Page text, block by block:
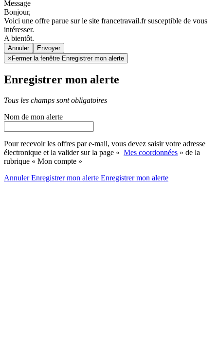
Message
Bonjour,
Voici une offre parue sur le site francetravail.fr susceptible de vous
intéresser.
A bientôt.
Annuler
× Fermer la fenêtre Enregistrer mon alerte
Enregistrer mon alerte
Tous les champs sont obligatoires
Nom de mon alerte
Pour recevoir les offres par e-mail, vous devez saisir votre adresse
électronique et la valider sur la page « Mes coordonnées » de la
rubrique « Mon compte »
AnnulerEnregistrer mon alerte Enregistrermon alerte